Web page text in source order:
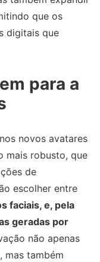
que os
digitais que
para a
novos avatares
mais robusto, que
de
escolher entre
faciais, e, pela
geradas por
não apenas
mas também